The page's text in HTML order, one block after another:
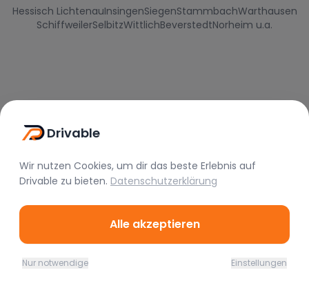
Hessisch LichtenauInsingenSiegenStammbachWarthausen
SchiffweilerSelbitzWittlichBeverstedtNorheim u.a.
Drivable
Nützliche Links
Drivable
Wir nutzen Cookies, um dir das beste Erlebnis auf
Drivable zu bieten. Datenschutzerklärung
Alle akzeptieren
Nur notwendige Einstellungen